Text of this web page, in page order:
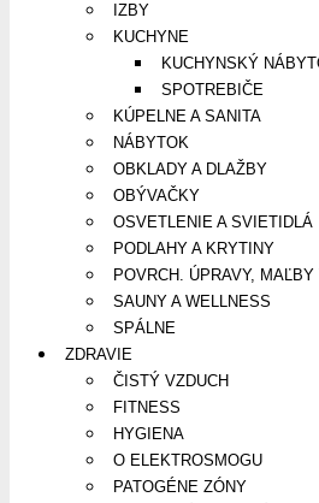
IZBY
KUCHYNE
KUCHYNSKÝ
SPOTREBIČE
KÚPELNE A SANITA
NÁBYTOK
OBKLADY A DLAŽBY
OBÝVAČKY
OSVETLENIE A SVIETIDLÁ
PODLAHY A KRYTINY
POVRCH. ÚPRAVY,
SAUNY A WELLNESS
SPÁLNE
ZDRAVIE
ČISTÝ VZDUCH
FITNESS
HYGIENA
O ELEKTROSMOGU
PATOGÉNE ZÓNY